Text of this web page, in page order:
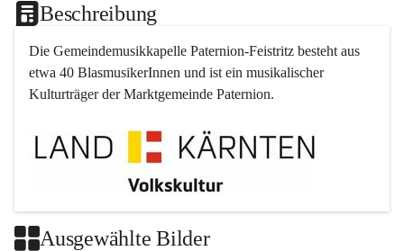
Beschreibung
Die Gemeindemusikkapelle Paternion-Feistritz besteht aus
etwa 40 BlasmusikerInnen und ist ein musikalischer
Kulturträger der Marktgemeinde Paternion.
Ausgewählte Bilder